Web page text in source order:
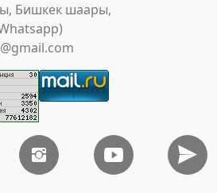
Бишкек шаары,